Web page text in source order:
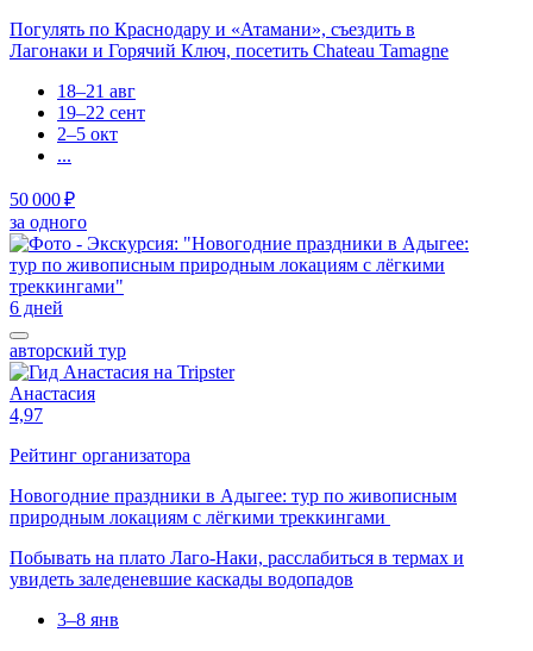
Погулять по Краснодару и «Атамани», съездить в
Лагонаки и Горячий Ключ, посетить Chateau Tamagne
18–21 авг
19–22 сент
2–5 окт
...
50 000 ₽
за одного
6 дней
авторский тур
Анастасия
4,97
Рейтинг организатора
Новогодние праздники в Адыгее: тур по живописным
природным локациям с лёгкими треккингами
Побывать на плато Лаго-Наки, расслабиться в термах и
увидеть заледеневшие каскады водопадов
3–8 янв